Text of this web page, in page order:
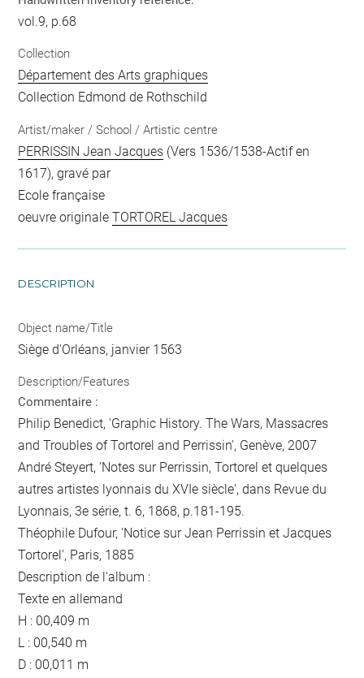
vol.9, p.68
Collection
Département des Arts graphiques
Collection Edmond de Rothschild
Artist/maker / School / Artistic centre
PERRISSIN Jean Jacques (Vers 1536/1538-Actif en
1617), gravé par
Ecole française
oeuvre originaleTORTOREL Jacques
DESCRIPTION
Object name/Title
Siège d'Orléans, janvier 1563
Description/Features
Commentaire :
Philip Benedict, 'Graphic History. The Wars, Massacres
and Troubles of Tortorel and Perrissin', Genève, 2007
André Steyert, 'Notes sur Perrissin, Tortorel et quelques
autres artistes lyonnais du XVIe siècle', dans Revue du
Lyonnais, 3e série, t. 6, 1868, p.181-195.
Théophile Dufour, 'Notice sur Jean Perrissin et Jacques
Tortorel', Paris, 1885
Description de l'album :
Texte en allemand
H : 00,409 m
L : 00,540 m
D : 00,011 m